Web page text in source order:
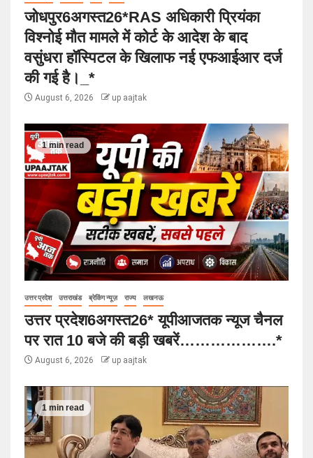
जोधपुर6अगस्त26*RAS अधिकारी प्रियंका
विश्नोई मौत मामले में कोर्ट के आदेश के बाद
वसुंधरा हॉस्पिटल के खिलाफ नई एफआईआर दर्ज
की गई है।_*
August 6, 2026 up aajtak
1 min read
उत्तर प्रदेश उत्तराखंड ब्रेकिंग न्यूज़ राज्य लखनऊ
उत्तर प्रदेश6अगस्त26* यूपीआजतक न्यूज चैनल
पर रात 10 बजे की बड़ी खबरें……………….*
August 6, 2026 up aajtak
1 min read